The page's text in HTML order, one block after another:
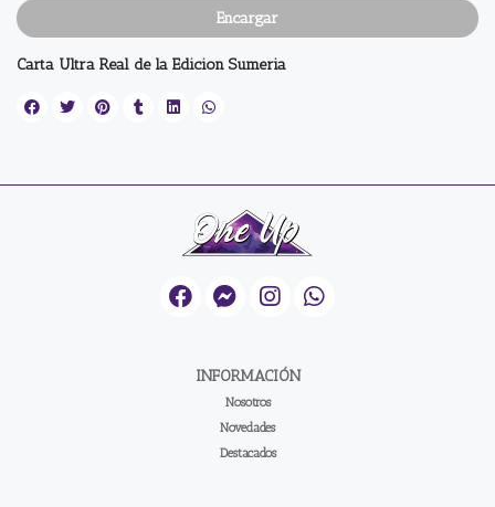
Encargar
Carta Ultra Real de la Edicion Sumeria
INFORMACIÓN
Nosotros
Novedades
Destacados